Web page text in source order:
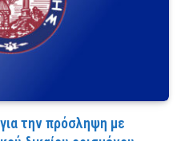
την πρόσληψη με